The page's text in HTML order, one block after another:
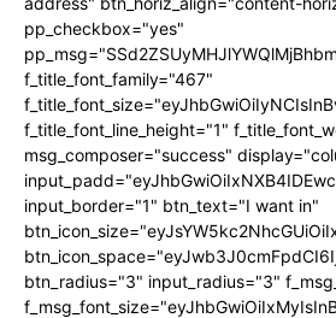
pp_checkbox="yes"
f_title_font_family="467"
f_title_font_line_height="1"
msg_composer="success"
input_border="1" btn_text="I want in"
btn_radius="3" input_radius="3"